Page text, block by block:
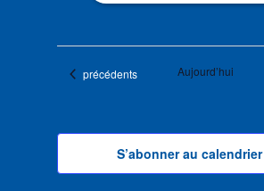
Évènements
précédents Aujourd’hui
S’abonner au calendrier